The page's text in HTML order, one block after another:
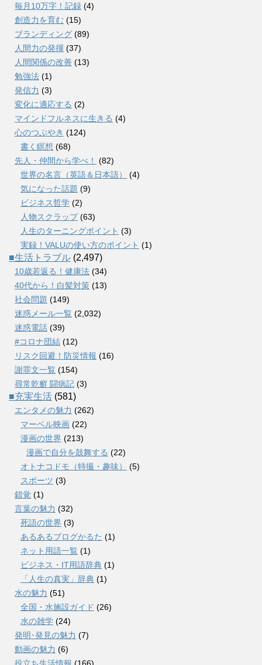
毎月10万字！記録 (4)
創造力を育む (15)
ブランディング (89)
人間力の発揮 (37)
人間関係の改善 (13)
勉強法 (1)
発信力 (3)
変化に適応する (2)
マインドフルネスに生きる (4)
心のつぶやき (124)
書く瞑想 (68)
先人・仲間から学べ！
(82)
世界の名言（英語＆日本語）
(4)
気になった話題 (9)
ビジネス哲学 (2)
人物スクラップ(63)
人生のターニングポイント (3)
実録！VALUの使い方のポイント (1)
■生活トラブル (2,497)
10歳若返る！健康法 (34)
40代から！白髪対策 (13)
社会問題 (149)
迷惑メール一覧 (2,032)
迷惑電話 (39)
#コロナ団結 (12)
リスク回避！防災情報 (16)
謝罪文一覧 (154)
尋常乾癬 闘病記 (3)
■充実生活 (581)
エンタメの魅力 (262)
マーベル映画 (22)
漫画の世界 (213)
漫画で自分を鼓舞する (22)
オトナコドモ（特撮・趣味）
(5)
スポーツ (3)
錯覚 (1)
言葉の魅力 (32)
死語の世界 (3)
あるあるブログかるた (1)
ネット用語一覧 (1)
ビジネス・IT用語辞典 (1)
「人生の真実」辞典 (1)
水の魅力 (51)
全国・水施設ガイド (26)
水の雑学 (24)
発明･発見の魅力 (7)
動画の魅力 (6)
役立ち生活情報 (166)